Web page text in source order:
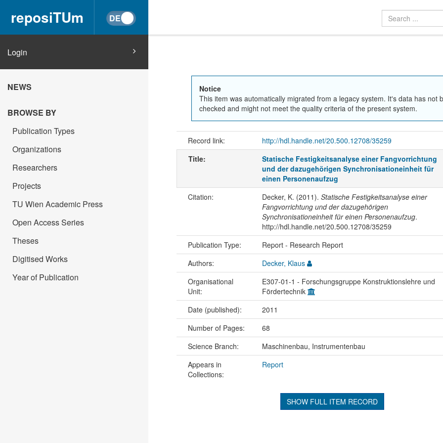
reposiTUm
Login
NEWS
BROWSE BY
Publication Types
Organizations
Researchers
Projects
TU Wien Academic Press
Open Access Series
Theses
Digitised Works
Year of Publication
Notice
This item was automatically migrated from a legacy system. It's data has not
checked and might not meet the quality criteria of the present system.
Record link: http://hdl.handle.net/20.500.12708/35259
Title:
Statische Festigkeitsanalyse einer Fangvorrichtung
und der dazugehörigen Synchronisationeinheit für
einen Personenaufzug
Citation: Decker, K. (2011). Statische Festigkeitsanalyse einer
Fangvorrichtung und der dazugehörigen
Synchronisationeinheit für einen Personenaufzug.
http://hdl.handle.net/20.500.12708/35259
Publication Type: Report - Research Report
Authors:
Decker, Klaus
Organisational
Unit:
E307-01-1 - Forschungsgruppe Konstruktionslehre und
Fördertechnik
Date (published): 2011
Number of Pages:
68
Science Branch:
Maschinenbau, Instrumentenbau
Appears in
Collections:
Report
SHOW FULL ITEM RECORD